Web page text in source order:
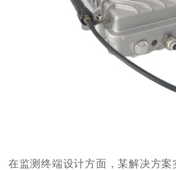
在监测终端设计方面，某解决方